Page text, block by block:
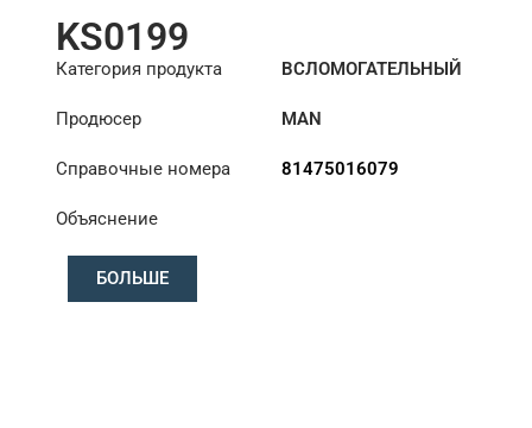
KS0199
Категория продукта
ВСЛОМОГАТЕЛЬНЫЙ
УПРАВЛЕНИЯ
Продюсер MAN
Справочные номера 81475016079
Объяснение
БОЛЬШЕ